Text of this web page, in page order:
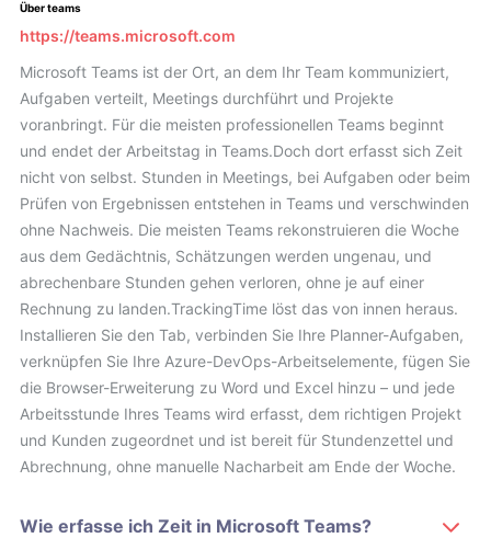
Über teams
https://teams.microsoft.com
Microsoft Teams ist der Ort, an dem Ihr Team kommuniziert,
Aufgaben verteilt, Meetings durchführt und Projekte
voranbringt. Für die meisten professionellen Teams beginnt
und endet der Arbeitstag in Teams.Doch dort erfasst sich Zeit
nicht von selbst. Stunden in Meetings, bei Aufgaben oder beim
Prüfen von Ergebnissen entstehen in Teams und verschwinden
ohne Nachweis. Die meisten Teams rekonstruieren die Woche
aus dem Gedächtnis, Schätzungen werden ungenau, und
abrechenbare Stunden gehen verloren, ohne je auf einer
Rechnung zu landen.TrackingTime löst das von innen heraus.
Installieren Sie den Tab, verbinden Sie Ihre Planner-Aufgaben,
verknüpfen Sie Ihre Azure-DevOps-Arbeitselemente, fügen Sie
die Browser-Erweiterung zu Word und Excel hinzu – und jede
Arbeitsstunde Ihres Teams wird erfasst, dem richtigen Projekt
und Kunden zugeordnet und ist bereit für Stundenzettel und
Abrechnung, ohne manuelle Nacharbeit am Ende der Woche.
Wie erfasse ich Zeit in Microsoft Teams?